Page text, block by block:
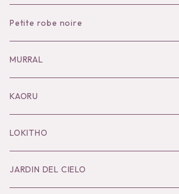
Petite robe noire
Necklace
Pierce
Bracelet／Bangle
Ring
MURRAL
Outer
Tops
Bottoms
KAORU
Necklace
Pierce
LOKITHO
Tops
JARDIN DEL CIELO